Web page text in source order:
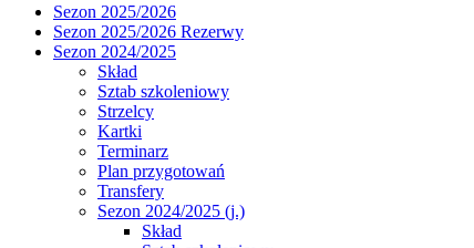
Sezon 2025/2026
Sezon 2025/2026 Rezerwy
Sezon 2024/2025
Skład
Sztab szkoleniowy
Strzelcy
Kartki
Terminarz
Plan przygotowań
Transfery
Sezon 2024/2025 (j.)
Skład